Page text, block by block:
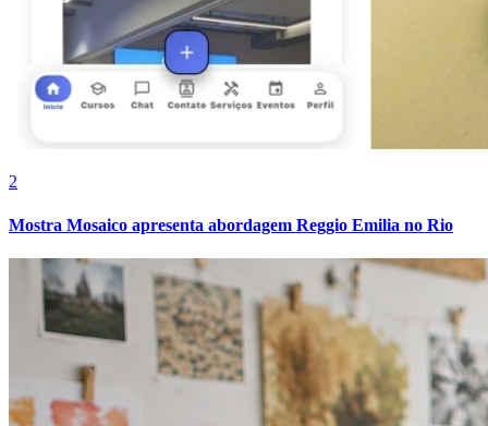
2
Mostra Mosaico apresenta abordagem Reggio Emilia no Rio